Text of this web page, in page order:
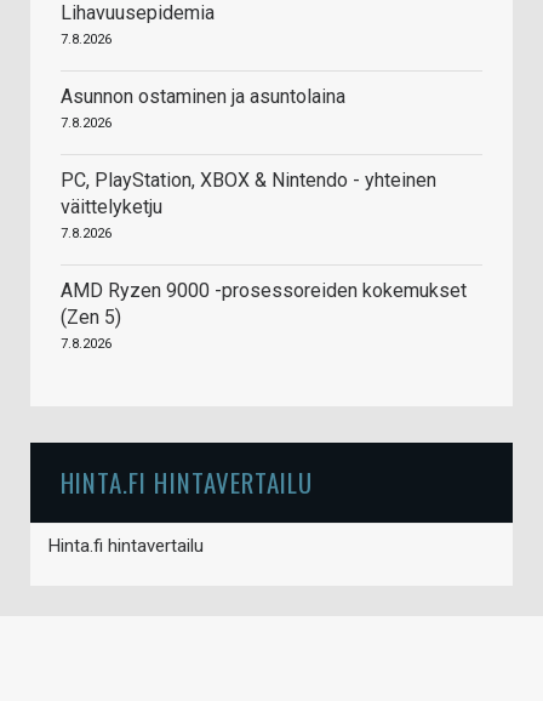
Lihavuusepidemia
7.8.2026
Asunnon ostaminen ja asuntolaina
7.8.2026
PC, PlayStation, XBOX & Nintendo - yhteinen
väittelyketju
7.8.2026
AMD Ryzen 9000 -prosessoreiden kokemukset
(Zen 5)
7.8.2026
HINTA.FI HINTAVERTAILU
Hinta.fi hintavertailu